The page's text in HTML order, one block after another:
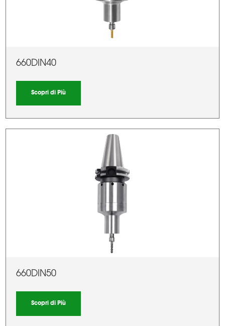
660DIN40
Scopri di Più
660DIN50
Scopri di Più